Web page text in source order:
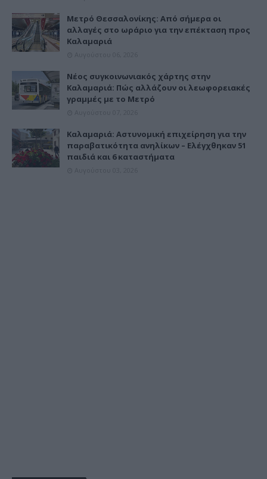
Μετρό Θεσσαλονίκης: Από σήμερα οι
αλλαγές στο ωράριο για την επέκταση προς
Καλαμαριά
Νέος συγκοινωνιακός χάρτης στην
Καλαμαριά: Πώς αλλάζουν οι λεωφορειακές
γραμμές με το Μετρό
Καλαμαριά: Αστυνομική επιχείρηση για την
παραβατικότητα ανηλίκων – Ελέγχθηκαν 51
παιδιά και 6 καταστήματα